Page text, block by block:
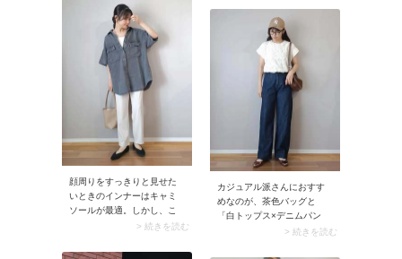
ップに白の長袖シアーシャ
ツを羽織り、白1色のレイヤ
ードスタイルに。淡いブル
ーのデニムパンツを合わせ
れば、クリーンな印象たっ
ぷりに仕上がります。
けなら、きれいめコーデが
ベストです。もしカジュア
ルな服装で問題がなさそう
お店なら、Tシャツ×デニム
パンツに半袖ジャケットを
羽織るなど、上半身に着映
えるアイテムを取り入れれ
ばOK。さらにカゴバッグや
アクセサリーでこなれ感を
プラスしましょう。
顔周りをすっきりと見せた
いときのインナーはキャミ
ソールが最適。しかし、こ
のとき胸元まで深めに開い
感が際立つことも。胸元が
> 続きを読む
カジュアル派さんにおすす
めなのが、茶色バッグと
「白トップス×デニムパン
ツ」の組み合わせ。爽やか
> 続きを読む